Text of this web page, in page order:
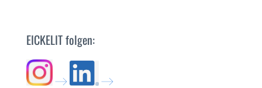
EICKELIT folgen: